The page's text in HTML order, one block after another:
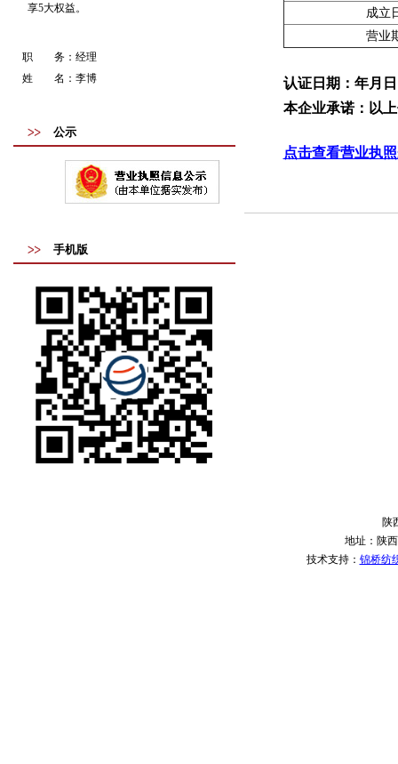
享5大权益。
职 务： 经理
姓 名： 李博
公示
手机版
成立
营业
认证日期：年月日
本企业承诺：以
点击查看营业执
陕
地址：陕
技术支持： 锦桥纺